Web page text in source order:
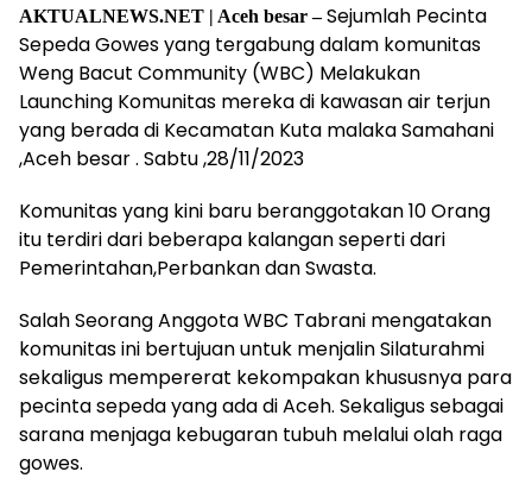
AKTUALNEWS.NET | Aceh besar –Sejumlah Pecinta
Sepeda Gowes yang tergabung dalam komunitas
Weng Bacut Community (WBC) Melakukan
Launching Komunitas mereka di kawasan air terjun
yang berada di Kecamatan Kuta malaka Samahani
,Aceh besar . Sabtu ,28/11/2023
Komunitas yang kini baru beranggotakan 10 Orang
itu terdiri dari beberapa kalangan seperti dari
Pemerintahan,Perbankan dan Swasta.
Salah Seorang Anggota WBC Tabrani mengatakan
komunitas ini bertujuan untuk menjalin Silaturahmi
sekaligus mempererat kekompakan khususnya para
pecinta sepeda yang ada di Aceh. Sekaligus sebagai
sarana menjaga kebugaran tubuh melalui olah raga
gowes.